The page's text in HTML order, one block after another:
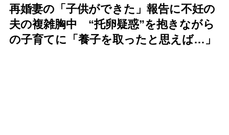
再婚妻の「子供ができた」報告に不妊の
夫の複雑胸中 “托卵疑惑”を抱きながら
の子育てに「養子を取ったと思えば…」